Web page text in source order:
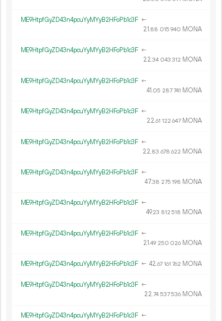
ME9HtpfGyZD43n4pcuYyMYyB2HFoPb1c3F ←
21.88 015 940 MONA
ME9HtpfGyZD43n4pcuYyMYyB2HFoPb1c3F ←
22.34 043 312 MONA
ME9HtpfGyZD43n4pcuYyMYyB2HFoPb1c3F ←
41.05 287741 MONA
ME9HtpfGyZD43n4pcuYyMYyB2HFoPb1c3F ←
22.61 122 647 MONA
ME9HtpfGyZD43n4pcuYyMYyB2HFoPb1c3F ←
22.83 678 622 MONA
ME9HtpfGyZD43n4pcuYyMYyB2HFoPb1c3F ←
47.38 275 198 MONA
ME9HtpfGyZD43n4pcuYyMYyB2HFoPb1c3F ←
49.23 812 518 MONA
ME9HtpfGyZD43n4pcuYyMYyB2HFoPb1c3F ←
21.49 250 026 MONA
ME9HtpfGyZD43n4pcuYyMYyB2HFoPb1c3F ← 42.67 161 762 MONA
ME9HtpfGyZD43n4pcuYyMYyB2HFoPb1c3F ←
22.74 537536 MONA
ME9HtpfGyZD43n4pcuYyMYyB2HFoPb1c3F ←